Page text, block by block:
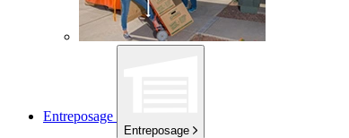
Entreposage
Entreposage